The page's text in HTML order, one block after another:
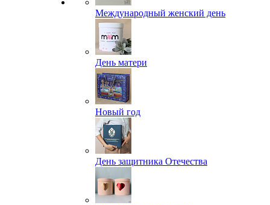
Международный женский день
День матери
Новый год
День защитника Отечества